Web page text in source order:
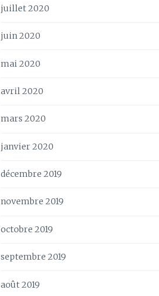
juillet 2020
juin 2020
mai 2020
avril 2020
mars 2020
janvier 2020
décembre 2019
novembre 2019
octobre 2019
septembre 2019
août 2019